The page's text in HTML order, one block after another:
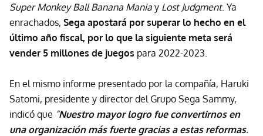
Super Monkey Ball Banana Mania y Lost Judgment. Ya
enrachados, Sega apostará por superar lo hecho en el
último año fiscal, por lo que la siguiente meta será
vender 5 millones de juegos para 2022-2023.
En el mismo informe presentado por la compañía, Haruki
Satomi, presidente y director del Grupo Sega Sammy,
indicó que “Nuestro mayor logro fue convertirnos en
una organización más fuerte gracias a estas reformas.